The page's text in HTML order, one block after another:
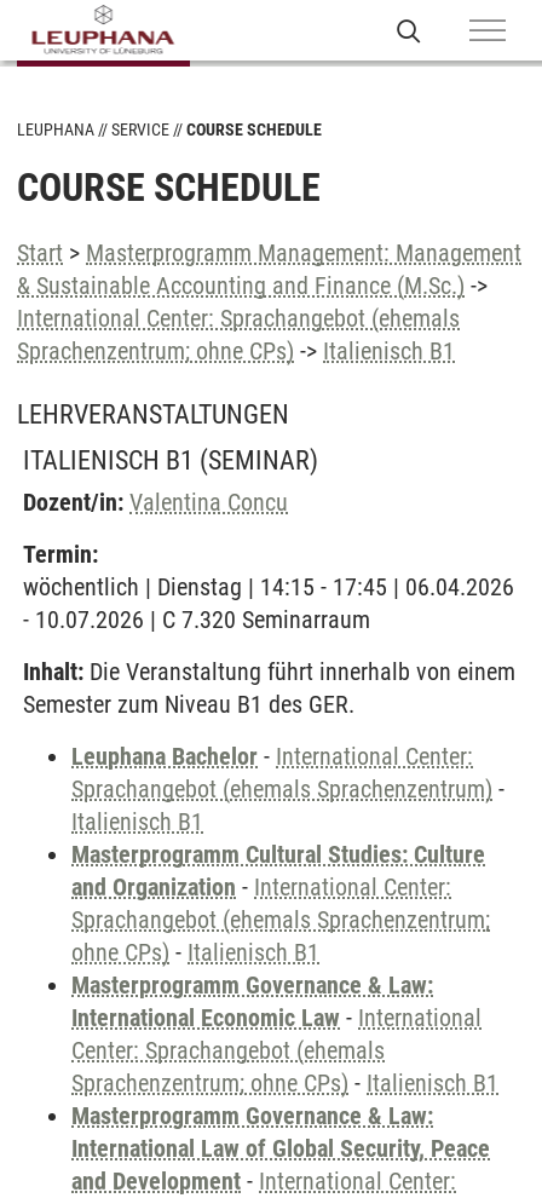
LEUPHANA SERVICE COURSE SCHEDULE
COURSE SCHEDULE
Start > Masterprogramm Management: Management
& Sustainable Accounting and Finance (M.Sc.) ->
International Center: Sprachangebot (ehemals
Sprachenzentrum; ohne CPs) -> Italienisch B1
LEHRVERANSTALTUNGEN
ITALIENISCH B1 (SEMINAR)
Dozent/in: Valentina Concu
Termin:
wöchentlich | Dienstag | 14:15 - 17:45 | 06.04.2026
- 10.07.2026 | C 7.320 Seminarraum
Inhalt: Die Veranstaltung führt innerhalb von einem
Semester zum Niveau B1 des GER.
Leuphana Bachelor - International Center:
Sprachangebot (ehemals Sprachenzentrum) -
Italienisch B1
Masterprogramm Cultural Studies: Culture
and Organization - International Center:
Sprachangebot (ehemals Sprachenzentrum;
ohne CPs) - Italienisch B1
Masterprogramm Governance & Law:
International Economic Law - International
Center: Sprachangebot (ehemals
Sprachenzentrum; ohne CPs) - Italienisch B1
Masterprogramm Governance & Law:
International Law of Global Security, Peace
and Development - International Center: